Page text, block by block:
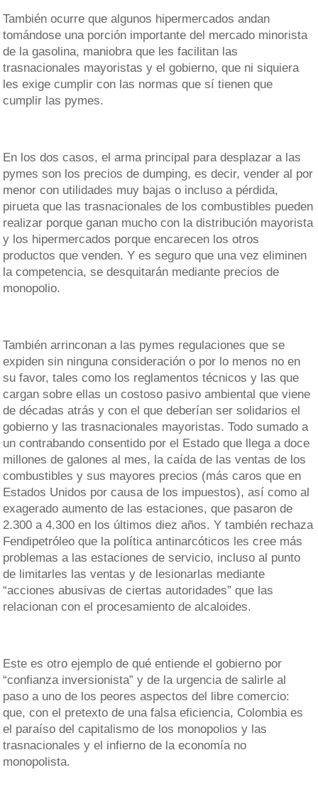
También ocurre que algunos hipermercados andan
tomándose una porción importante del mercado minorista
de la gasolina, maniobra que les facilitan las
trasnacionales mayoristas y el gobierno, que ni siquiera
les exige cumplir con las normas que sí tienen que
cumplir las pymes.
En los dos casos, el arma principal para desplazar a las
pymes son los precios de dumping, es decir, vender al por
menor con utilidades muy bajas o incluso a pérdida,
pirueta que las trasnacionales de los combustibles pueden
realizar porque ganan mucho con la distribución mayorista
y los hipermercados porque encarecen los otros
productos que venden. Y es seguro que una vez eliminen
la competencia, se desquitarán mediante precios de
monopolio.
También arrinconan a las pymes regulaciones que se
expiden sin ninguna consideración o por lo menos no en
su favor, tales como los reglamentos técnicos y las que
cargan sobre ellas un costoso pasivo ambiental que viene
de décadas atrás y con el que deberían ser solidarios el
gobierno y las trasnacionales mayoristas. Todo sumado a
un contrabando consentido por el Estado que llega a doce
millones de galones al mes, la caída de las ventas de los
combustibles y sus mayores precios (más caros que en
Estados Unidos por causa de los impuestos), así como al
exagerado aumento de las estaciones, que pasaron de
2.300 a 4.300 en los últimos diez años. Y también rechaza
Fendipetróleo que la política antinarcóticos les cree más
problemas a las estaciones de servicio, incluso al punto
de limitarles las ventas y de lesionarlas mediante
“acciones abusivas de ciertas autoridades” que las
relacionan con el procesamiento de alcaloides.
Este es otro ejemplo de qué entiende el gobierno por
“confianza inversionista” y de la urgencia de salirle al
paso a uno de los peores aspectos del libre comercio:
que, con el pretexto de una falsa eficiencia, Colombia es
el paraíso del capitalismo de los monopolios y las
trasnacionales y el infierno de la economía no
monopolista.